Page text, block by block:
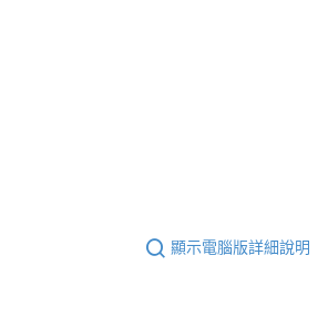
顯示電腦版詳細說明